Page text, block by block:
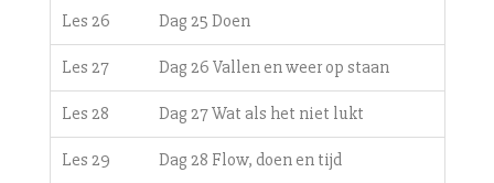
Les 26 Dag 25 Doen
Les 27 Dag 26 Vallen en weer op staan
Les 28 Dag 27 Wat als het niet lukt
Les 29 Dag 28 Flow, doen en tijd